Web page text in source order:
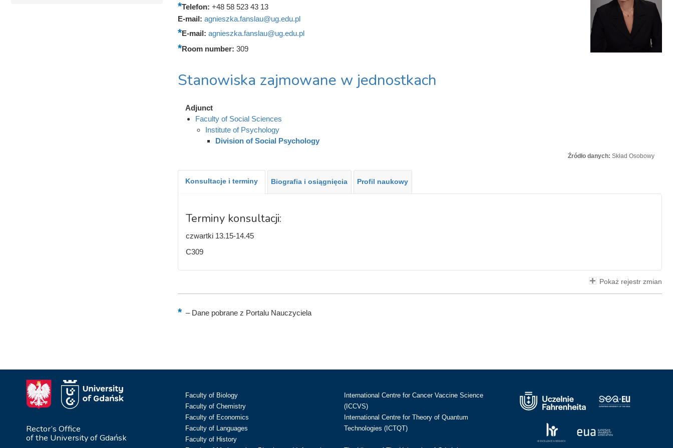
Telefon: +48 58 523 43 13
E-mail: agnieszka.fanslau@ug.edu.pl
E-mail: agnieszka.fanslau@ug.edu.pl
Room number: 309
Stanowiska zajmowane w jednostkach
Adjunct
Faculty of Social Sciences
Institute of Psychology
Division of Social Psychology
Źródło danych: Skład Osobowy
Konsultacje i terminy Biografia i osiągnięcia Profil naukowy
Terminy konsultacji:
czwartki 13.15-14.45
C309
Pokaż rejestr zmian
–Dane pobrane z Portalu Nauczyciela
Rector’s Office
of the University of Gdańsk
Faculty of Biology
Faculty of Chemistry
Faculty of Economics
Faculty of Languages
Faculty of History
International Centre for Cancer Vaccine Science
(ICCVS)
International Centre for Theory of Quantum
Technologies (ICTQT)